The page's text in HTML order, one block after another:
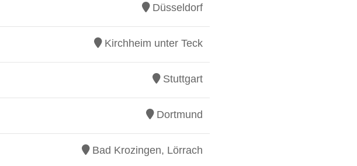
Düsseldorf
Kirchheim unter Teck
Stuttgart
Dortmund
Bad Krozingen, Lörrach